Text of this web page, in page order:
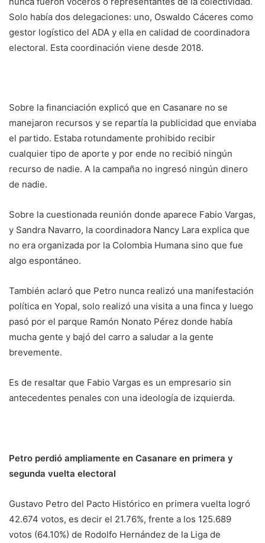
Solo había dos delegaciones: uno, Oswaldo Cáceres como
gestor logístico del ADA y ella en calidad de coordinadora
electoral. Esta coordinación viene desde 2018.
Sobre la financiación explicó que en Casanare no se
manejaron recursos y se repartía la publicidad que enviaba
el partido. Estaba rotundamente prohibido recibir
cualquier tipo de aporte y por ende no recibió ningún
recurso de nadie. A la campaña no ingresó ningún dinero
de nadie.
Sobre la cuestionada reunión donde aparece Fabio Vargas,
y Sandra Navarro, la coordinadora Nancy Lara explica que
no era organizada por la Colombia Humana sino que fue
algo espontáneo.
También aclaró que Petro nunca realizó una manifestación
política en Yopal, solo realizó una visita a una finca y luego
pasó por el parque Ramón Nonato Pérez donde había
mucha gente y bajó del carro a saludar a la gente
brevemente.
Es de resaltar que Fabio Vargas es un empresario sin
antecedentes penales con una ideología de izquierda.
Petro perdió ampliamente en Casanare en primera y
segunda vuelta electoral
Gustavo Petro del Pacto Histórico en primera vuelta logró
42.674 votos, es decir el 21.76%, frente a los 125.689
votos (64.10%) de Rodolfo Hernández de la Liga de